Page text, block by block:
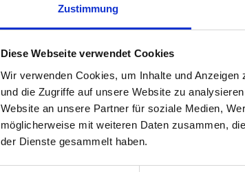
Zustimmung
Diese Webseite verwendet Cookies
Wir verwenden Cookies, um Inhalte und
und die Zugriffe auf unsere Website zu
Website an unsere Partner für soziale Medien,
möglicherweise mit weiteren Daten zusammen,
der Dienste gesammelt haben.